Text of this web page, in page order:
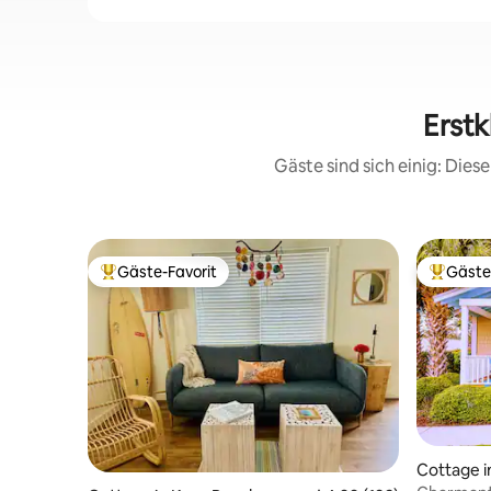
Gäste sind sich einig:
Beliebter Gäste-Favorit.
Gäste-Favorit
Cottage